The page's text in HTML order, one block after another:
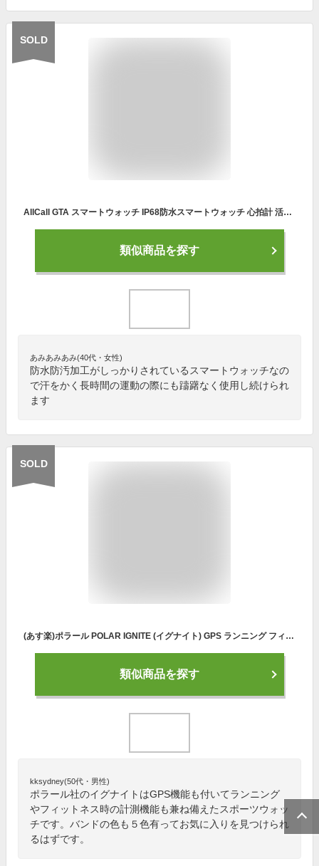
SOLD
AllCall GTA スマートウォッチ IP68防水スマートウォッチ 心拍計 活動量計 万歩計 腕時計 多運動モード 音楽再生コントロール 消費カロリー 睡眠モニター 長持ちバッテリー 健康管理 着信電話/Line/Twitter/SMS/アプリ通知 iphone&Android対応 (Black)
類似商品を探す
あみあみあみ(40代・女性)
防水防汚加工がしっかりされているスマートウォッチなの
で汗をかく長時間の運動の際にも躊躇なく使用し続けられ
ます
SOLD
(あす楽)ポラール POLAR IGNITE (イグナイト) GPS ランニング フィットネス スポーツ ウォッチ ML 155〜210 mm フィットネスウォッチ （国内正規品）ブラック 90071063 カッパー 90079362
類似商品を探す
kksydney(50代・男性)
ポラール社のイグナイトはGPS機能も付いてランニング
やフィットネス時の計測機能も兼ね備えたスポーツウォッ
チです。バンドの色も５色有ってお気に入りを見つけられ
るはずです。